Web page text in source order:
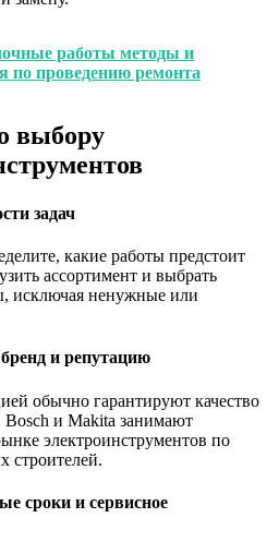
работы методы и
по проведению ремонта
выбору
задач
какие работы предстоит
ассортимент и выбрать
исключая ненужные или
и репутацию
обычно гарантируют качество
Bosch и Makita занимают
электроинструментов по
строителей.
сроки и сервисное